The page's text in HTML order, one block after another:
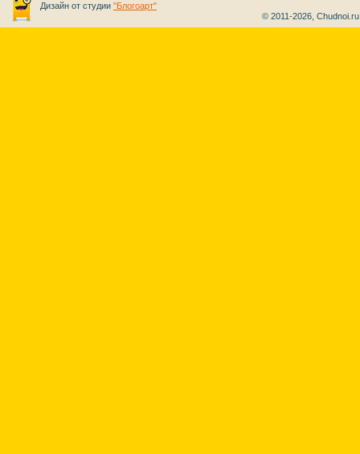
Дизайн от студии "Блогоарт"
© 2011-2026,